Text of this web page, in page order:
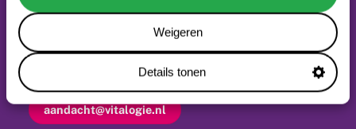
Weigeren
Details tonen
Vitalogie helpt mensen om inzicht te krijgen in de
factoren die ervoor zorgen dat zij zich sterk en fit voelen
en beschikken over mentale veerkracht en
doorzettingsvermogen.
aandacht@vitalogie.nl